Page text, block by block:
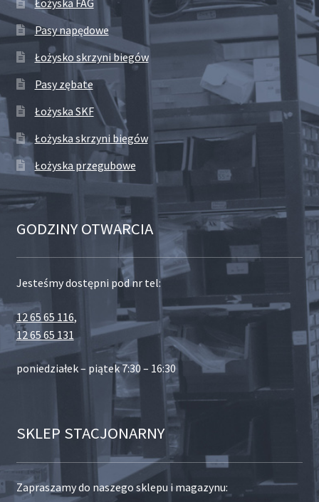
Łożyska FAG
Pasy napędowe
Łożysko skrzyni biegów
Pasy zębate
Łożyska SKF
Łożyska skrzyni biegów
Łożyska przegubowe
GODZINY OTWARCIA
Jesteśmy dostępni pod nr tel:
12 65 65 116,
12 65 65 131
poniedziałek – piątek 7:30 – 16:30
SKLEP STACJONARNY
Zapraszamy do naszego sklepu i magazynu: